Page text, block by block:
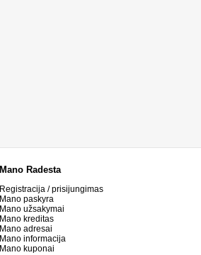
Mano Radesta
Registracija / prisijungimas
Mano paskyra
Mano užsakymai
Mano kreditas
Mano adresai
Mano informacija
Mano kuponai